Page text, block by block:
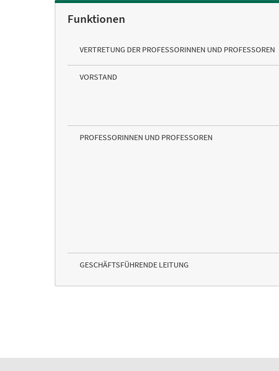
Funktionen
VERTRETUNG DER PROFESSORINNEN UND PROFESSOREN
VORSTAND
PROFESSORINNEN UND PROFESSOREN
GESCHÄFTSFÜHRENDE LEITUNG